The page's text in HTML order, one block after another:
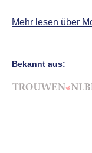
Mehr lesen über
Bekannt aus: